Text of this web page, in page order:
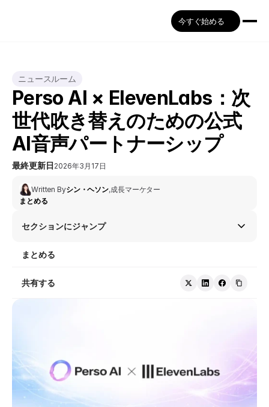
今すぐ始める
ニュースルーム
Perso AI × ElevenLabs：次
世代吹き替えのための公式
AI音声パートナーシップ
最終更新日 2026年3月17日
Written Byシン・ヘソン,成長マーケター
まとめる
セクションにジャンプ
まとめる
共有する